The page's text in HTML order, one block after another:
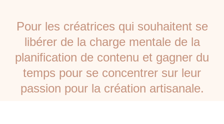
Pour les créatrices qui souhaitent se
libérer de la charge mentale de la
planification de contenu et gagner du
temps pour se concentrer sur leur
passion pour la création artisanale.